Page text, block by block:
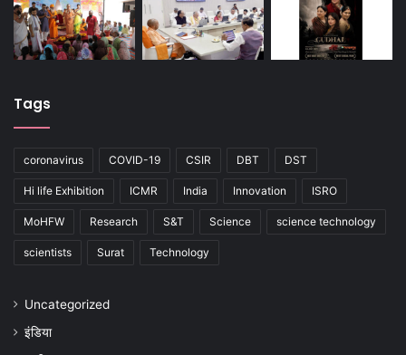
Tags
coronavirus COVID-19 CSIR DBT DST
Hi life Exhibition ICMR India Innovation ISRO
MoHFW Research S&T Science science technology
scientists Surat Technology
Uncategorized
इंडिया